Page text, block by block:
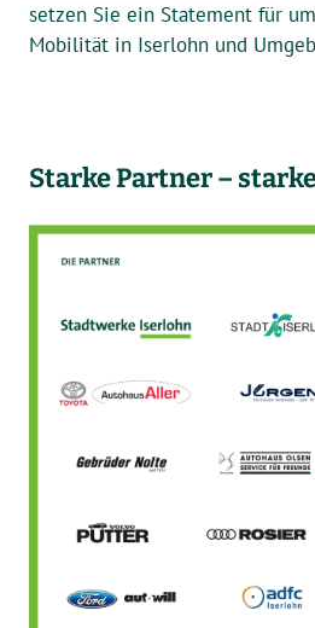
setzen Sie ein Statement für
Mobilität in Iserlohn und
Starke Partner –